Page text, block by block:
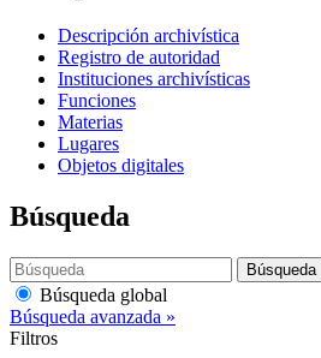
Descripción archivística
Registro de autoridad
Instituciones archivísticas
Funciones
Materias
Lugares
Objetos digitales
Búsqueda
Búsqueda
Búsqueda global
Búsqueda avanzada »
Filtros